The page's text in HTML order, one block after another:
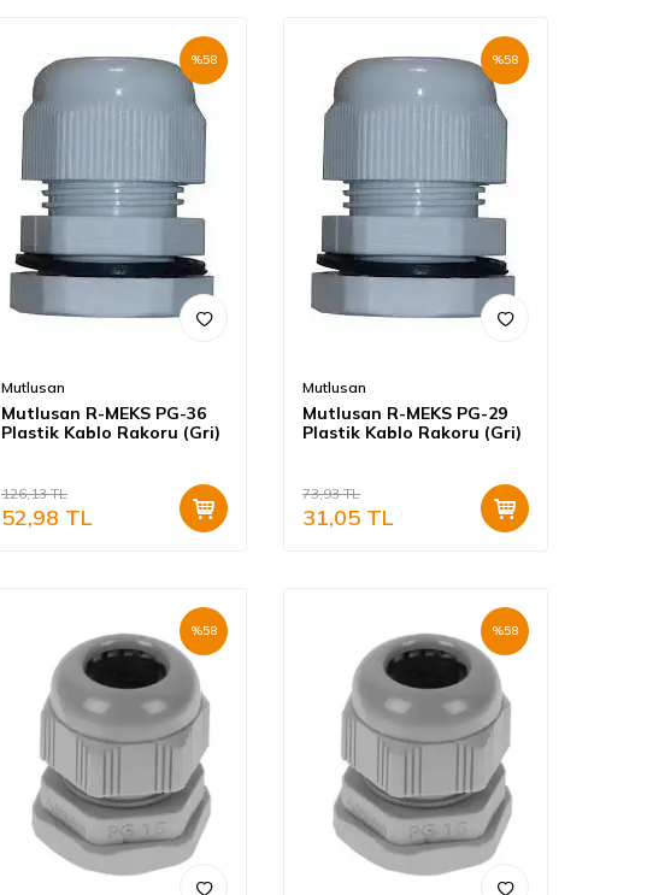
%58
Mutlusan
Mutlusan R-MEKS PG-36
Plastik Kablo Rakoru (Gri)
126,13TL
52,98 TL
%58
Mutlusan
Mutlusan R-MEKS PG-29
Plastik Kablo Rakoru (Gri)
73,93TL
31,05 TL
%58 %58